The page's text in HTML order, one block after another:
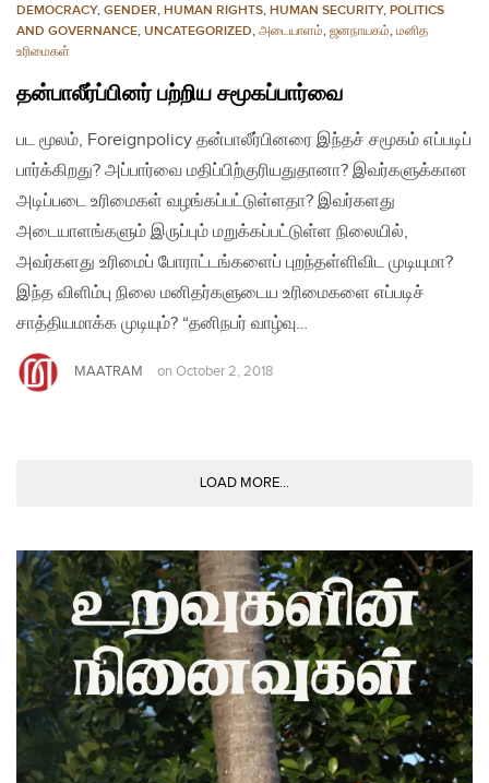
DEMOCRACY, GENDER, HUMAN RIGHTS, HUMAN SECURITY, POLITICS
AND GOVERNANCE, UNCATEGORIZED, அடையாளம், ஜனநாயகம், மனித
உரிமைகள்
தன்பாலீர்ப்பினர் பற்றிய சமூகப்பார்வை
பட மூலம், Foreignpolicy தன்பாலீர்பினரை இந்தச் சமூகம் எப்படிப்
பார்க்கிறது? அப்பார்வை மதிப்பிற்குரியதுதானா? இவர்களுக்கான
அடிப்படை உரிமைகள் வழங்கப்பட்டுள்ளதா? இவர்களது
அடையாளங்களும் இருப்பும் மறுக்கப்பட்டுள்ள நிலையில்,
அவர்களது உரிமைப் போராட்டங்களைப் புறந்தள்ளிவிட முடியுமா?
இந்த விளிம்பு நிலை மனிதர்களுடைய உரிமைகளை எப்படிச்
சாத்தியமாக்க முடியும்? “தனிநபர் வாழ்வு…
MAATRAM on October 2, 2018
LOAD MORE...